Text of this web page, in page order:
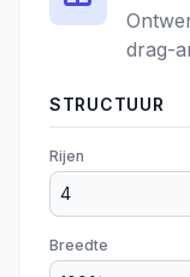
drag-
STRUCTUUR
Rijen
Breedte